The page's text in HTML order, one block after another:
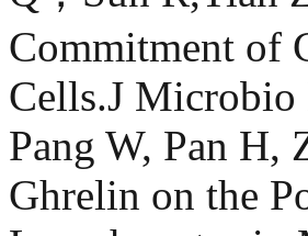
Commitment of
Cells.J
Pang W, Pan H,
Ghrelin on the